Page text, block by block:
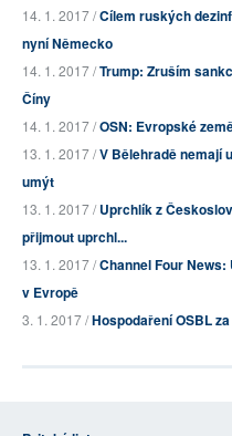
14. 1. 2017 /Cílem ruských
nyní Německo
14. 1. 2017 /Trump: Zruším
Číny
14. 1. 2017 /OSN: Evropské
13. 1. 2017 /V Bělehradě nemají
umýt
13. 1. 2017 /Uprchlík z
přijmout uprchl...
13. 1. 2017 /Channel Four
v Evropě
3. 1. 2017 /Hospodaření OSBL